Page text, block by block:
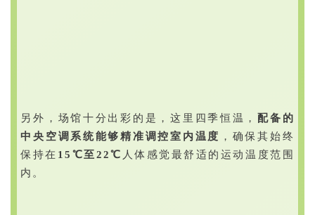
另外，场馆十分出彩的是，这里四季恒温， 配备的
中央空调系统能够精准调控室内温度 ，确保其始终
保持在 15℃至22℃ 人体感觉最舒适的运动温度范围
内。